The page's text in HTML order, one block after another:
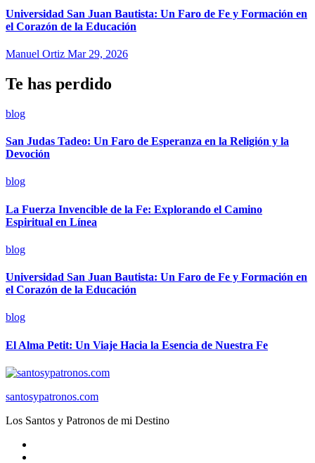
Universidad San Juan Bautista: Un Faro de Fe y Formación en
el Corazón de la Educación
Manuel Ortiz Mar 29, 2026
Te has perdido
blog
San Judas Tadeo: Un Faro de Esperanza en la Religión y la
Devoción
blog
La Fuerza Invencible de la Fe: Explorando el Camino
Espiritual en Línea
blog
Universidad San Juan Bautista: Un Faro de Fe y Formación en
el Corazón de la Educación
blog
El Alma Petit: Un Viaje Hacia la Esencia de Nuestra Fe
santosypatronos.com
Los Santos y Patronos de mi Destino